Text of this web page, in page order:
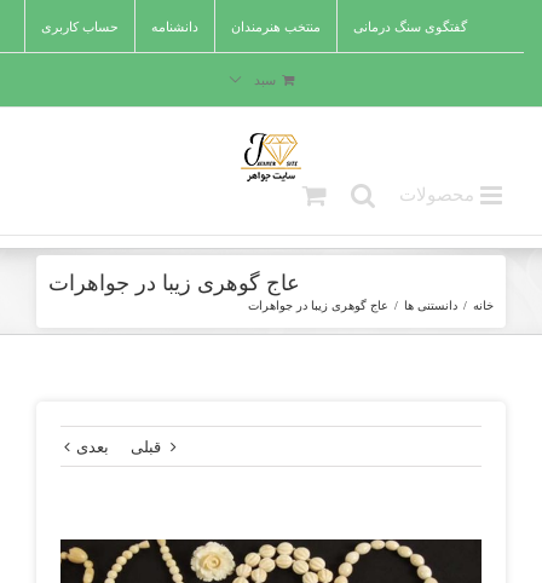
content
گفتگوی سنگ درمانی منتخب هنرمندان دانشنامه حساب کاربری
سبد
عاج گوهری زیبا در جواهرات
خانه / دانستنی ها / عاج گوهری زیبا در جواهرات
قبلی بعدی